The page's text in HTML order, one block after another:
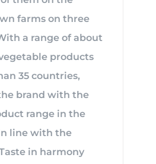
farms on three
a range of about
products
35 countries,
brand with the
range in the
line with the
in harmony